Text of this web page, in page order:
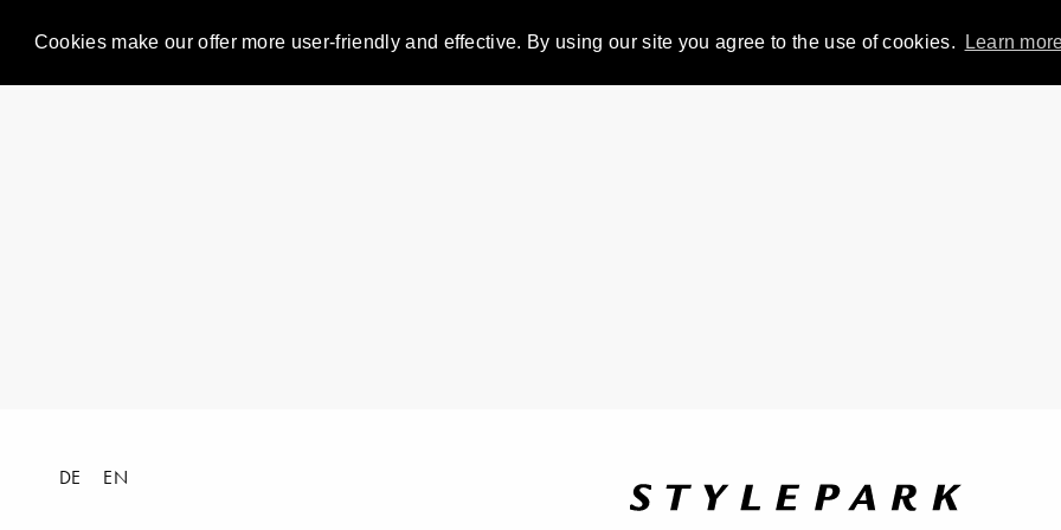
Cookies make our offer more user-friendly and effective. By using our site you agree to the use of cookies. Learn
DE EN